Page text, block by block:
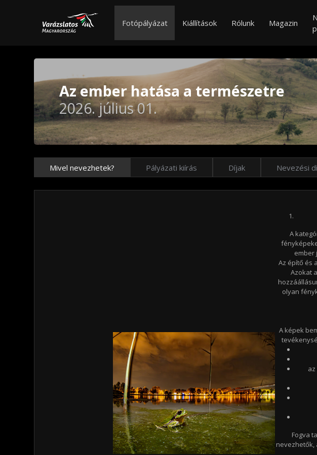
Fotópályázat Kiállítások Rólunk Magazin
Az ember hatása a természetre
2026. július 01.
Mivel nevezhetek? Pályázati kiírás Díjak Nevezési
A
ember
Az építő és
Azokat
olyan
A képek
Fogva
nevezhetők,